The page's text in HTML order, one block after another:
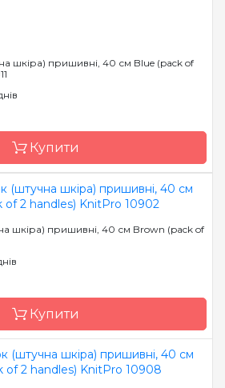
шкіра) пришивні, 40 см Blue (pack of
Купити
шкіра) пришивні, 40 см Brown (pack of
Купити